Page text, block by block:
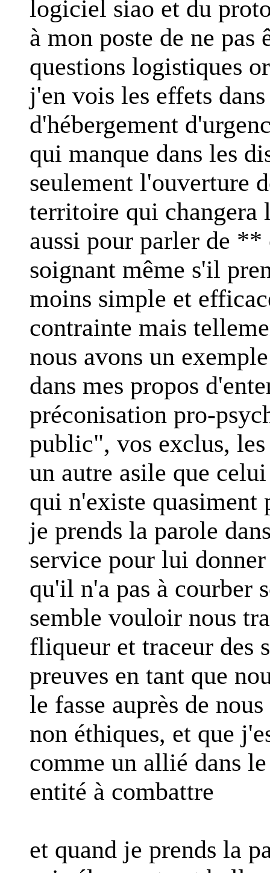
logiciel siao et du
à mon poste de ne pas
questions logistiques
j'en vois les effets
d'hébergement
qui manque dans les
seulement l'ouverture
territoire qui changera
aussi pour parler de
soignant même s'il
moins simple et
contrainte mais
nous avons un
dans mes propos
préconisation pro-
public", vos exclus,
un autre asile que
qui n'existe quasiment
je prends la parole
service pour lui
qu'il n'a pas à courber
semble vouloir nous
fliqueur et traceur des
preuves en tant que
le fasse auprès de
non éthiques, et que
comme un allié dans
entité à combattre
et quand je prends la